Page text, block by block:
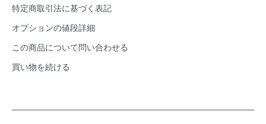
特定商取引法に基づく表記
オプションの値段詳細
この商品について問い合わせる
買い物を続ける